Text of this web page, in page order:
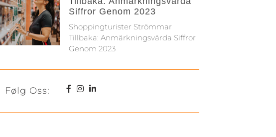
Siffror Genom 2023
Shoppingturister Strömmar
Tillbaka: Anmärkningsvärda Siffror
Genom 2023
Følg Oss: